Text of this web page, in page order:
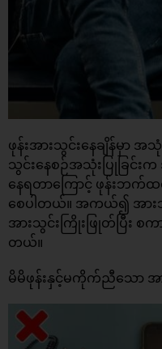
ဖုန်းအားသွင်းနေချိန်မှာ အ
သွင်းနေစဉ်အသုံးပြုခြင်
နေရတာကြောင့် ဖုန်းဘက်
စေပါတယ်။ အကယ်၍ အား
အားသွင်းကြိုးဖြုတ်ပြီး စကာ
တယ်။
မိမိဖုန်းနှင့်မကိုက်ညီသော အ